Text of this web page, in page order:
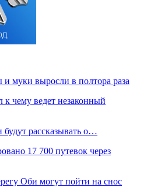
муки выросли в полтора раза
к чему ведет незаконный
будут рассказывать о…
17 700 путевок через
Оби могут пойти на снос